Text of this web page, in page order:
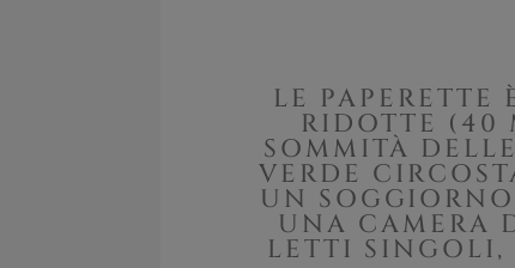
LE
RIDOTTE (40
SOMMITÀ
VERDE
UN
UNA CAMERA
LETTI SINGOLI,